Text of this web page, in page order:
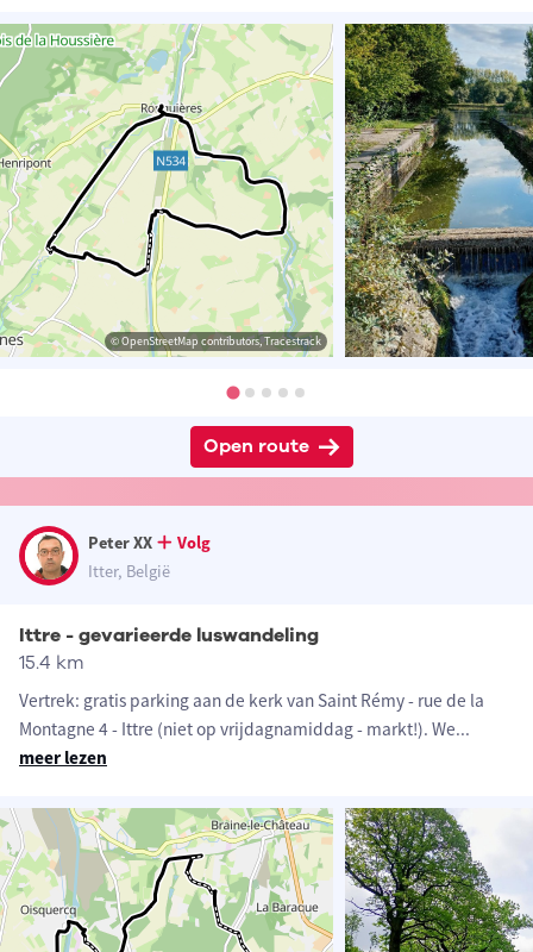
© OpenStreetMap contributors, Tracestrack
Open route
Peter XX
Volg
Itter, België
Ittre - gevarieerde luswandeling
15.4 km
Vertrek: gratis parking aan de kerk van Saint Rémy - rue de la
Montagne 4 - Ittre (niet op vrijdagnamiddag - markt!). We...
meer lezen